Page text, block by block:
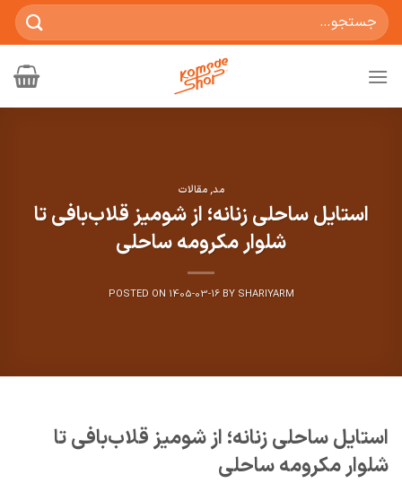
جستجو
برای:
مد,مقالات
استایل ساحلی زنانه؛ از شومیز قلاب‌بافی تا
شلوار مکرومه ساحلی
POSTED ON1405-03-16BYSHARIYARM
استایل ساحلی زنانه؛ از شومیز قلاب‌بافی تا
شلوار مکرومه ساحلی